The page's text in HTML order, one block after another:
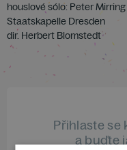
houslové sólo: Peter Mirring
Staatskapelle Dresden
dir. Herbert Blomstedt
Přihlaste se
a buďte